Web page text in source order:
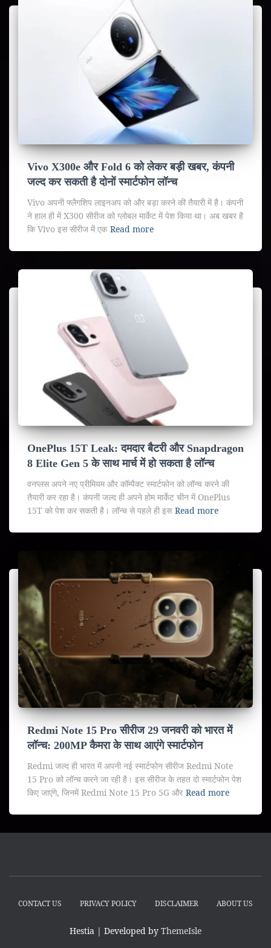
Vivo X300e और Fold 6 को लेकर बड़ी खबर, कंपनी
जल्द कर सकती है दोनों स्मार्टफोन लॉन्च
Vivo अपनी फ्लैगशिप लाइनअप को और बड़ा करने की तैयारी में है। कंपनी
ने हाल ही में X300 सीरीज को ग्लोबल मार्केट में पेश किया था। अब खबर है
कि Vivo इस सीरीज में एक Read more
OnePlus 15T Leak: दमदार बैटरी और Snapdragon
8 Elite Gen 5 के साथ मार्च में हो सकता है लॉन्च
वनप्लस अपने नए प्रीमियम और कॉम्पैक्ट स्मार्टफोन को लॉन्च करने की
तैयारी कर रहा है। कंपनी जल्द ही अपने होम मार्केट चीन में OnePlus
15T को पेश कर सकती है। लॉन्च से पहले ही इस Read more
Redmi Note 15 Pro सीरीज 29 जनवरी को भारत में
लॉन्च: 200MP कैमरा के साथ आएंगे स्मार्टफोन
Redmi जल्द ही भारत में अपनी नई स्मार्टफोन सीरीज Redmi Note
15 Pro को लॉन्च करने जा रही है। इस सीरीज के तहत दो स्मार्टफोन पेश
किए जाएंगे, जिनमें Redmi Note 15 Pro 5G और Read more
CONTACT US PRIVACY POLICY DISCLAIMER ABOUT US
Hestia | Developed by ThemeIsle